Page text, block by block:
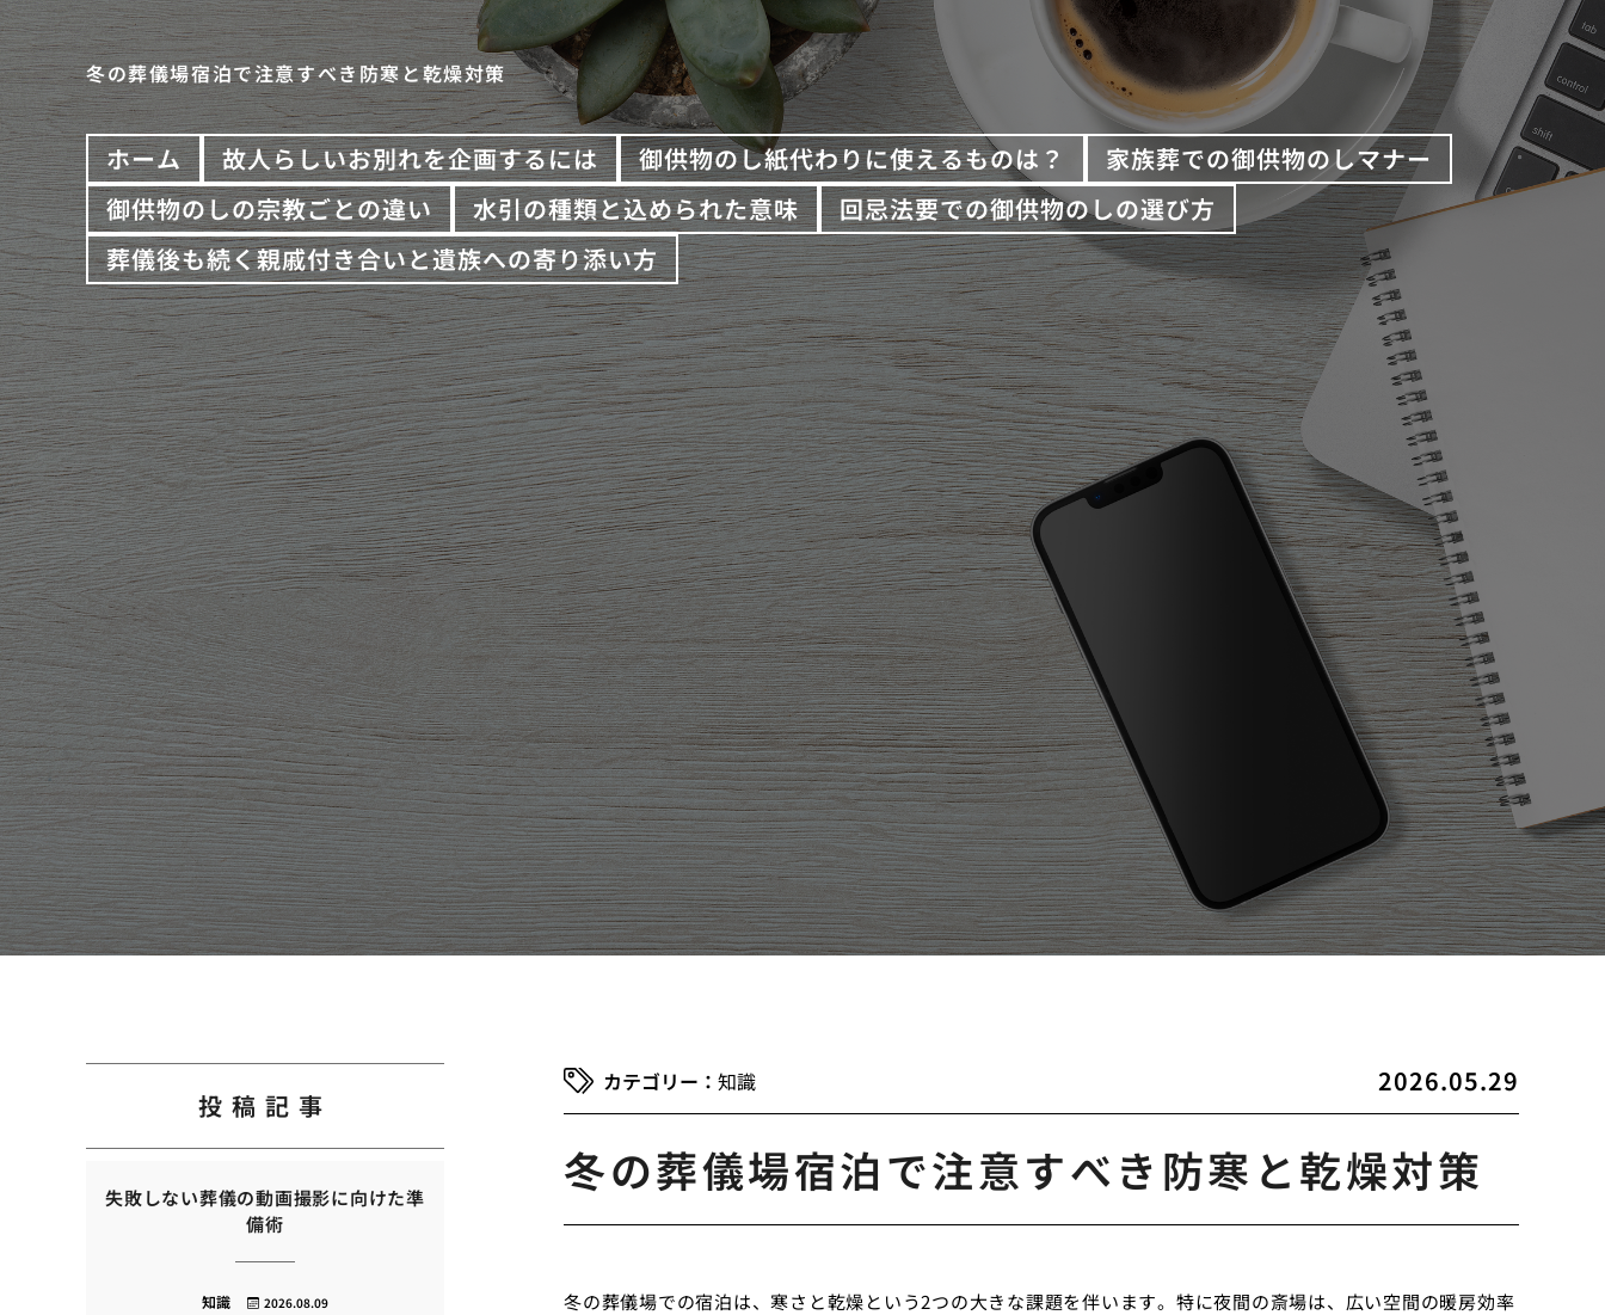
冬の葬儀場宿泊で注意すべき防寒と乾燥対策
ホーム 故人らしいお別れを企画するには 御供物のし紙代わりに使えるものは？
家族葬での御供物のしマナー
御供物のしの宗教ごとの違い
水引の種類と込められた意味
回忌法要での御供物のしの選び方
葬儀後も続く親戚付き合いと遺族への寄り添い方
2026.05.29
知識
冬の葬儀場宿泊で注意すべき防寒と乾燥対策
冬の葬儀場での宿泊は、寒さと乾燥という2つの大きな課題を伴います。特に夜間の斎場は、広い空間の暖房効率
投稿記事
失敗しない葬儀の動画撮影に向けた準
備術
2026.08.09
知識